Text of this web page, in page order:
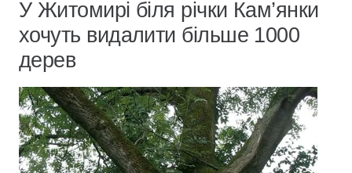
У Житомирі біля річки Кам’янки
хочуть видалити більше 1000
дерев